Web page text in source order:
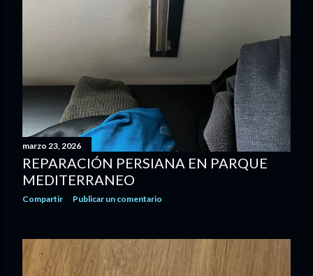
marzo 23, 2026
REPARACIÓN PERSIANA EN PARQUE
MEDITERRANEO
Compartir Publicar un comentario